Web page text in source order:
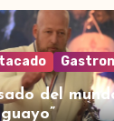
del